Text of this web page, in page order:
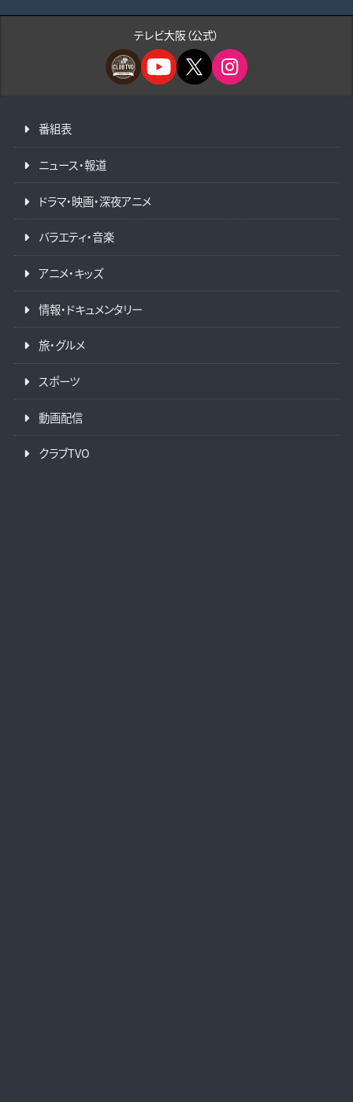
テレビ大阪（公式）
番組表
ニュース・報道
ドラマ・映画・深夜アニメ
バラエティ・音楽
アニメ・キッズ
情報・ドキュメンタリー
旅・グルメ
スポーツ
動画配信
クラブTVO